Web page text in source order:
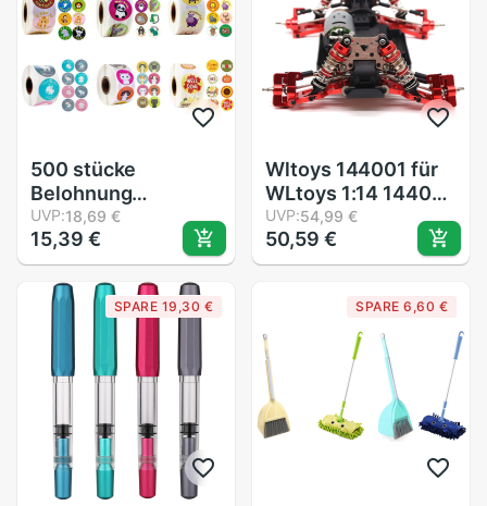
500 stücke
Belohnung
Aufkleber
Ermutigung
Aufkleber Rolle für
freundlicher
Motivation
Aufkleber mit
Niedlichen Tiere für
Studenten Lehrer
UVP:18,69 €
15,39 €
Wltoys 144001 für
WLtoys 1:14 144001
RC Auto
Aktualisierung Teile
Metall Lenkung
C Hinten Hub Sitz
Servo Zugstange
wltoys
UVP:54,99 €
50,59 €
SPARE 19,30 € SPARE 6,60 €